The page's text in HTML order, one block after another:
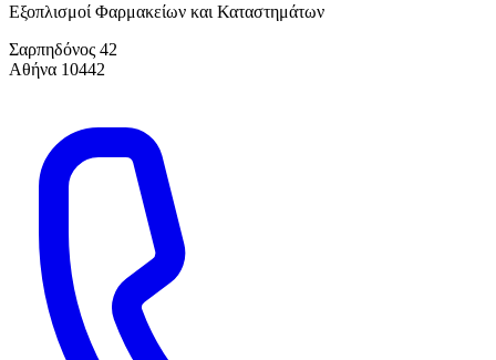
Εξοπλισμοί Φαρμακείων και Καταστημάτων
Σαρπηδόνος 42
Αθήνα 10442